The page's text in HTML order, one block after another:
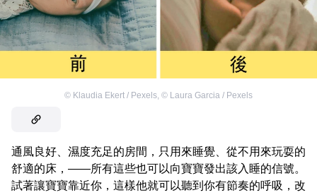
© Klaudia Ekert / Pexels, © Laura Garcia / Pexels
通風良好、濕度充足的房間，只用來睡覺、從不用來玩耍的
舒適的床，——所有這些也可以向寶寶發出該入睡的信號。
試著讓寶寶靠近你，這樣他就可以聽到你有節奏的呼吸，改